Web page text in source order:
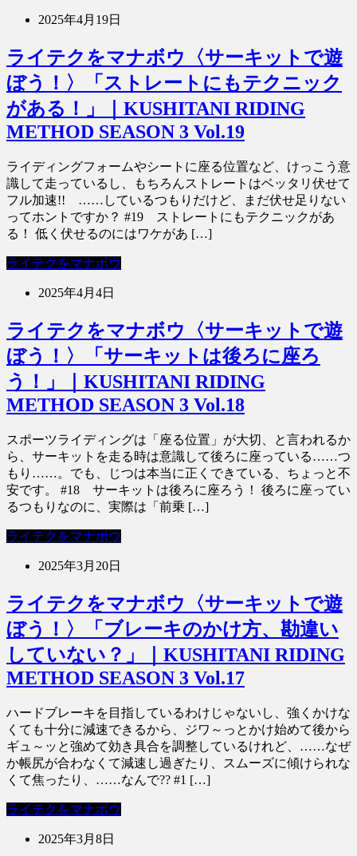
2025年4月19日
ライテクをマナボウ〈サーキットで遊
ぼう！〉「ストレートにもテクニック
がある！」｜KUSHITANI RIDING
METHOD SEASON 3 Vol.19
ライディングフォームやシートに座る位置など、けっこう意
識して走っているし、もちろんストレートはベッタリ伏せて
フル加速!! ……しているつもりだけど、まだ伏せ足りない
ってホントですか？ #19 ストレートにもテクニックがあ
る！ 低く伏せるのにはワケがあ […]
ライテクをマナボウ
2025年4月4日
ライテクをマナボウ〈サーキットで遊
ぼう！〉「サーキットは後ろに座ろ
う！」｜KUSHITANI RIDING
METHOD SEASON 3 Vol.18
スポーツライディングは「座る位置」が大切、と言われるか
ら、サーキットを走る時は意識して後ろに座っている……つ
もり……。でも、じつは本当に正くできている、ちょっと不
安です。 #18 サーキットは後ろに座ろう！ 後ろに座ってい
るつもりなのに、実際は「前乗 […]
ライテクをマナボウ
2025年3月20日
ライテクをマナボウ〈サーキットで遊
ぼう！〉「ブレーキのかけ方、勘違い
していない？」｜KUSHITANI RIDING
METHOD SEASON 3 Vol.17
ハードブレーキを目指しているわけじゃないし、強くかけな
くても十分に減速できるから、ジワ～っとかけ始めて後から
ギュ～ッと強めて効き具合を調整しているけれど、……なぜ
か帳尻が合わなくて減速し過ぎたり、スムーズに傾けられな
くて焦ったり、……なんで?? #1 […]
ライテクをマナボウ
2025年3月8日